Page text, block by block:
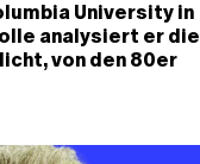
University in
analysiert er die
von den 80er